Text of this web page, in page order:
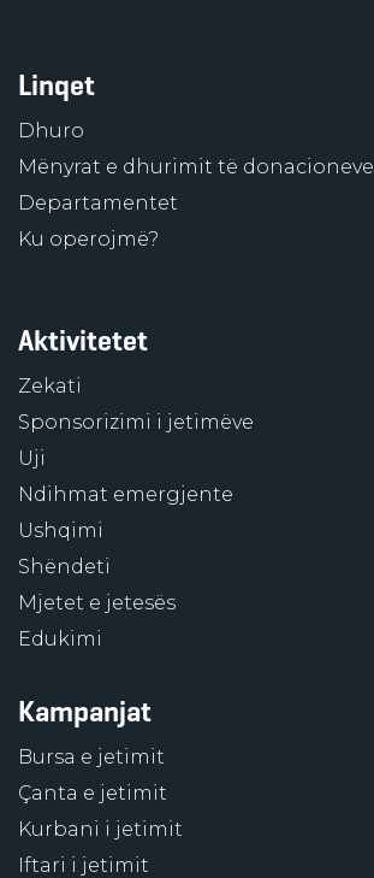
Linqet
Dhuro
Mënyrat e dhurimit të donacioneve
Departamentet
Ku operojmë?
Aktivitetet
Zekati
Sponsorizimi i jetimëve
Uji
Ndihmat emergjente
Ushqimi
Shëndeti
Mjetet e jetesës
Edukimi
Kampanjat
Bursa e jetimit
Çanta e jetimit
Kurbani i jetimit
Iftari i jetimit